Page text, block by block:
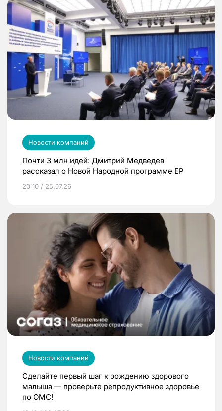
Новости компаний
Почти 3 млн идей: Дмитрий Медведев
рассказал о Новой Народной программе ЕР
20:10 / 25.07.26
Новости компаний
Сделайте первый шаг к рождению здорового
малыша — проверьте репродуктивное здоровье
по ОМС!